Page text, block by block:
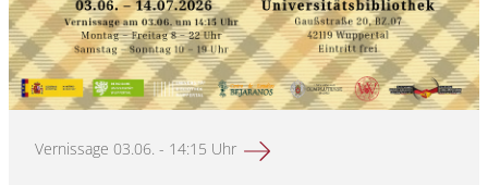
Vernissage 03.06. - 14:15 Uhr Mehr erfahren über